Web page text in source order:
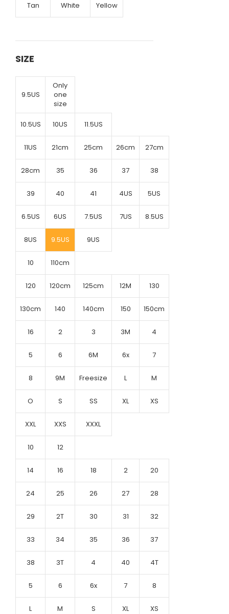
Tan White Yellow
SIZE
9.5US
Only
one
size
10.5US 10US 11.5US
11US 21cm 25cm 26cm 27cm
28cm 35 36 37 38
39 40 41 4US 5US
6.5US 6US 7.5US 7US 8.5US
8US 9.5US 9US
10 110cm
120 120cm 125cm 12M 130
130cm 140 140cm 150 150cm
16 2 3 3M 4
5 6 6M 6x 7
8 9M Freesize L M
O S SS XL XS
XXL XXS XXXL
10 12
14 16 18 2 20
24 25 26 27 28
29 2T 30 31 32
33 34 35 36 37
38 3T 4 40 4T
5 6 6x 7 8
L M S XL XS